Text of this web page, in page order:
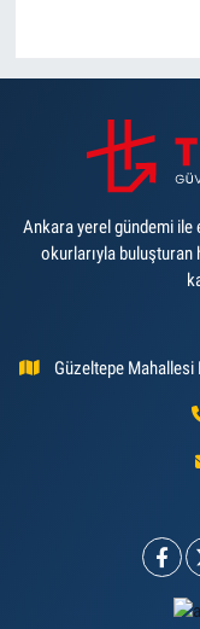
Ankara yerel gündemi ile
okurlarıyla buluşturan
Güzeltepe